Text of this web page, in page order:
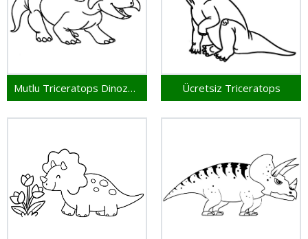
Mutlu Triceratops Dinozoru Ücretsiz Triceratops